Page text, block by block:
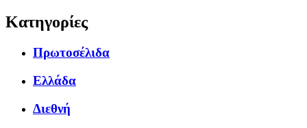
Κατηγορίες
Πρωτοσέλιδα
Ελλάδα
Διεθνή